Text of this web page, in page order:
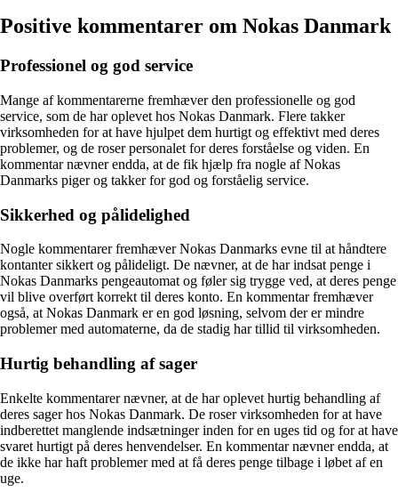
Positive kommentarer om Nokas Danmark
Professionel og god service
Mange af kommentarerne fremhæver den professionelle og god
service, som de har oplevet hos Nokas Danmark. Flere takker
virksomheden for at have hjulpet dem hurtigt og effektivt med deres
problemer, og de roser personalet for deres forståelse og viden. En
kommentar nævner endda, at de fik hjælp fra nogle af Nokas
Danmarks piger og takker for god og forståelig service.
Sikkerhed og pålidelighed
Nogle kommentarer fremhæver Nokas Danmarks evne til at håndtere
kontanter sikkert og pålideligt. De nævner, at de har indsat penge i
Nokas Danmarks pengeautomat og føler sig trygge ved, at deres penge
vil blive overført korrekt til deres konto. En kommentar fremhæver
også, at Nokas Danmark er en god løsning, selvom der er mindre
problemer med automaterne, da de stadig har tillid til virksomheden.
Hurtig behandling af sager
Enkelte kommentarer nævner, at de har oplevet hurtig behandling af
deres sager hos Nokas Danmark. De roser virksomheden for at have
indberettet manglende indsætninger inden for en uges tid og for at have
svaret hurtigt på deres henvendelser. En kommentar nævner endda, at
de ikke har haft problemer med at få deres penge tilbage i løbet af en
uge.